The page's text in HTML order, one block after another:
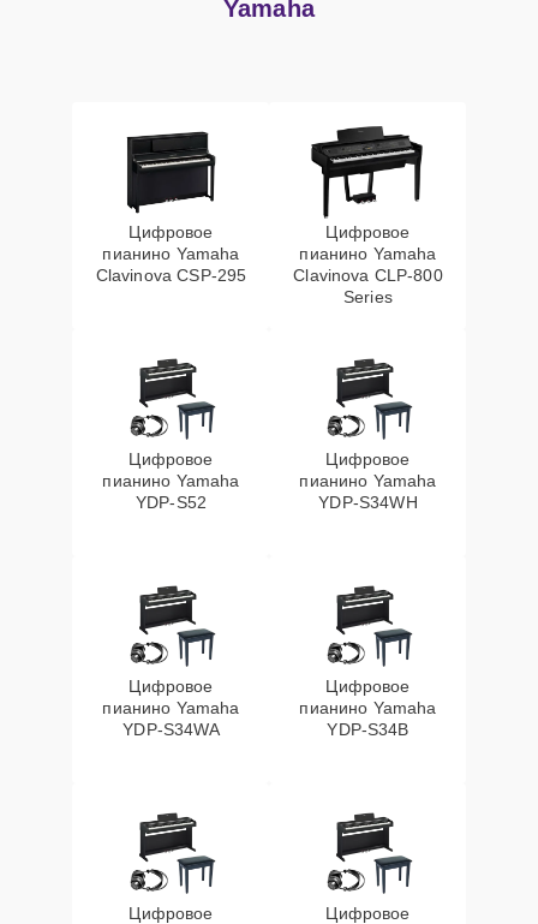
Yamaha
Цифровое
пианино Yamaha
Clavinova CSP-295
Цифровое
пианино Yamaha
Clavinova CLP-800
Series
Цифровое
пианино Yamaha
YDP-S52
Цифровое
пианино Yamaha
YDP-S34WH
Цифровое
пианино Yamaha
YDP-S34WA
Цифровое
пианино Yamaha
YDP-S34B
Цифровое
Цифровое